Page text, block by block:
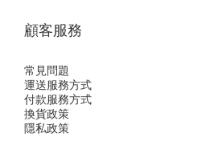
顧客服務
常見問題
運送服務方式
付款服務方式
換貨政策
隱私政策